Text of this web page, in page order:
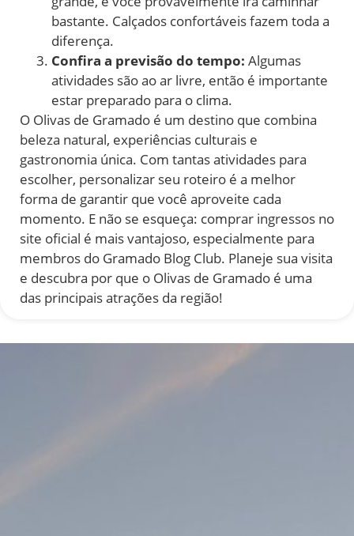
bastante. Calçados confortáveis fazem toda a
diferença.
Confira a previsão do tempo: Algumas
atividades são ao ar livre, então é importante
estar preparado para o clima.
O Olivas de Gramado é um destino que combina
beleza natural, experiências culturais e
gastronomia única. Com tantas atividades para
escolher, personalizar seu roteiro é a melhor
forma de garantir que você aproveite cada
momento. E não se esqueça: comprar ingressos no
site oficial é mais vantajoso, especialmente para
membros do Gramado Blog Club. Planeje sua visita
e descubra por que o Olivas de Gramado é uma
das principais atrações da região!